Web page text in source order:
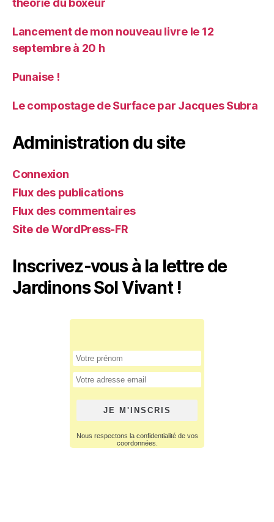
théorie du boxeur
Lancement de mon nouveau livre le 12
septembre à 20 h
Punaise !
Le compostage de Surface par Jacques Subra
Administration du site
Connexion
Flux des publications
Flux des commentaires
Site de WordPress-FR
Inscrivez-vous à la lettre de
Jardinons Sol Vivant !